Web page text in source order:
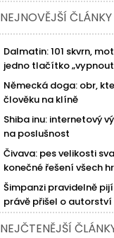
NEJNOVĚJŠÍ ČLÁNKY
Dalmatin: 101 skvrn,
jedno tlačítko
Německá doga: obr,
člověku na klíně
Shiba inu: internetový
na poslušnost
Čivava: pes velikosti
konečné řešení všech
Šimpanzi pravidelně
právě přišel o
NEJČTENĚJŠÍ